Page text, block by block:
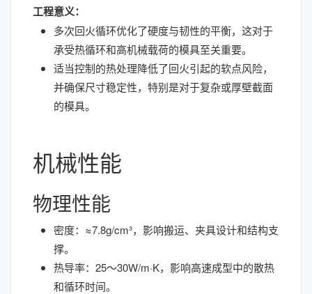
工程意义：
多次回火循环优化了硬度与韧性的平衡，这对于
承受热循环和高机械载荷的模具至关重要。
适当控制的热处理降低了回火引起的软点风险，
并确保尺寸稳定性，特别是对于复杂或厚壁截面
的模具。
机械性能
物理性能
密度：≈7.8g/cm³，影响搬运、夹具设计和结构支
撑。
热导率：25～30W/m·K，影响高速成型中的散热
和循环时间。